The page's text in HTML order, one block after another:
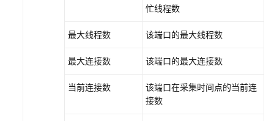
忙线程数
最大线程数 该端口的最大线程数
最大连接数 该端口的最大连接数
当前连接数
该端口在采集时间点的当前连
接数